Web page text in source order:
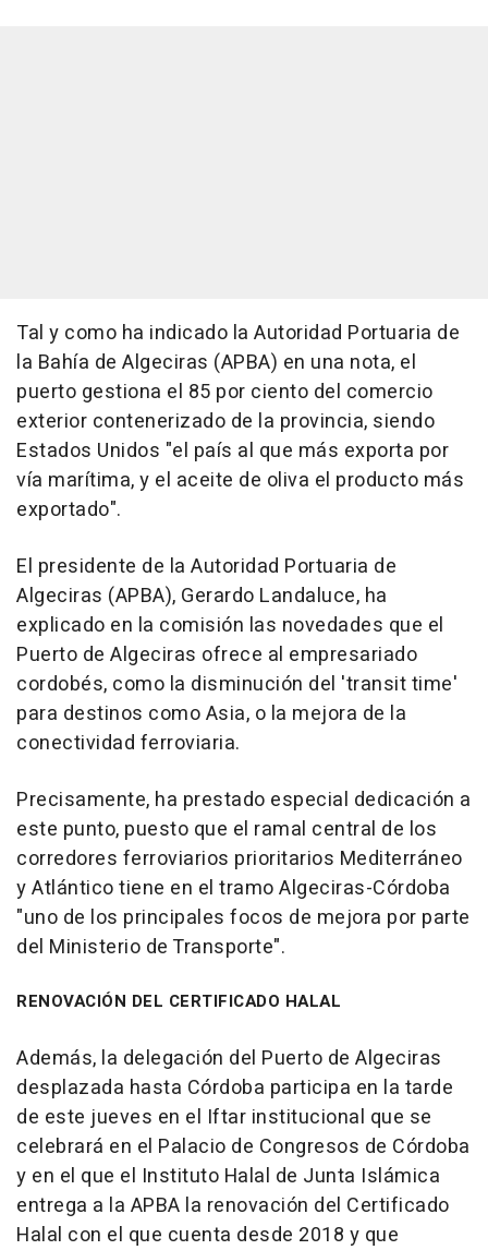
Tal y como ha indicado la Autoridad Portuaria de
la Bahía de Algeciras (APBA) en una nota, el
puerto gestiona el 85 por ciento del comercio
exterior contenerizado de la provincia, siendo
Estados Unidos "el país al que más exporta por
vía marítima, y el aceite de oliva el producto más
exportado".
El presidente de la Autoridad Portuaria de
Algeciras (APBA), Gerardo Landaluce, ha
explicado en la comisión las novedades que el
Puerto de Algeciras ofrece al empresariado
cordobés, como la disminución del 'transit time'
para destinos como Asia, o la mejora de la
conectividad ferroviaria.
Precisamente, ha prestado especial dedicación a
este punto, puesto que el ramal central de los
corredores ferroviarios prioritarios Mediterráneo
y Atlántico tiene en el tramo Algeciras-Córdoba
"uno de los principales focos de mejora por parte
del Ministerio de Transporte".
RENOVACIÓN DEL CERTIFICADO HALAL
Además, la delegación del Puerto de Algeciras
desplazada hasta Córdoba participa en la tarde
de este jueves en el Iftar institucional que se
celebrará en el Palacio de Congresos de Córdoba
y en el que el Instituto Halal de Junta Islámica
entrega a la APBA la renovación del Certificado
Halal con el que cuenta desde 2018 y que